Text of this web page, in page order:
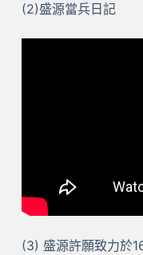
(2)盛源當兵日記
(3) 盛源許願致力於